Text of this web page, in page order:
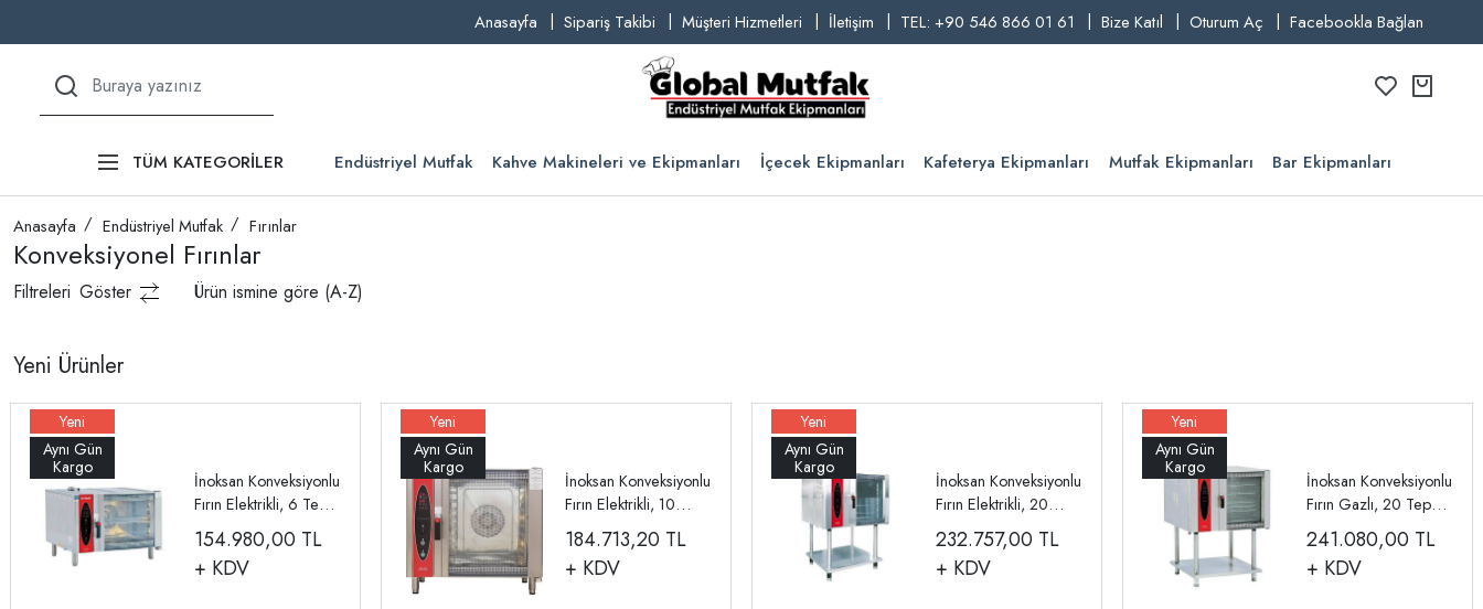
Anasayfa Sipariş Takibi Müşteri Hizmetleri İletişim TEL: +90 546 866 01 61 Bize Katıl Oturum Aç Facebookla Bağlan
TÜM KATEGORİLER Endüstriyel Mutfak Kahve Makineleri ve Ekipmanları İçecek Ekipmanları Kafeterya Ekipmanları Mutfak Ekipmanları Bar Ekipmanları
Anasayfa Endüstriyel Mutfak Fırınlar
Konveksiyonel Fırınlar
Filtreleri Göster Ürün ismine göre (A-Z)
Yeni Ürünler
İnoksan Konveksiyonlu
Fırın Elektrikli, 6 Tepsi
GN 1/1 INO-FKE006
154.980,00 TL
+ KDV
İnoksan Konveksiyonlu
Fırın Elektrikli, 10
Tepsi GN 1/1 INO-
FKE010
184.713,20 TL
+ KDV
İnoksan Konveksiyonlu
Fırın Elektrikli, 20
Tepsi GN 1/1 INO-
FKE022
232.757,00 TL
+ KDV
İnoksan Konveksiyonlu
Fırın Gazlı, 20 Tepsi
GN 1/1 INO-
FKG022E
241.080,00 TL
+ KDV